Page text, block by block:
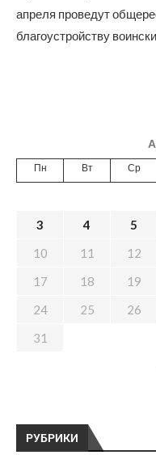
апреля проведут
благоустройству
РУБРИКИ
Пн Вт Ср
3
4 5
10
11 12
17
18 19
24
25 26
31